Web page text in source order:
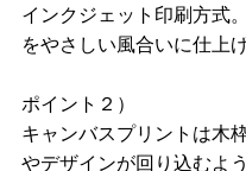
インクジェット印刷方式
をやさしい風合いに仕上
ポイント２）
キャンバスプリントは木
やデザインが回り込むよ